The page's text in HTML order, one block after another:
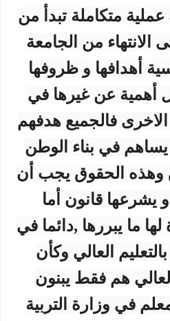
عملية متكاملة تبدأ من
من الجامعة
أهدافها و ظروفها
أهمية عن غيرها في
الاخرى فالجميع هدفهم
في بناء الوطن
وهذه الحقوق يجب أن
يشرعها قانون أما
ما يبررها ,دائما في
العالي وكأن
هم فقط يبنون
في وزارة التربية